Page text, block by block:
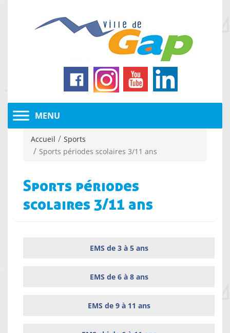
Accueil
Sports
Sports périodes scolaires 3/11 ans
Sports périodes
scolaires 3/11 ans
EMS de 3 à 5 ans
EMS de 6 à 8 ans
EMS de 9 à 11 ans